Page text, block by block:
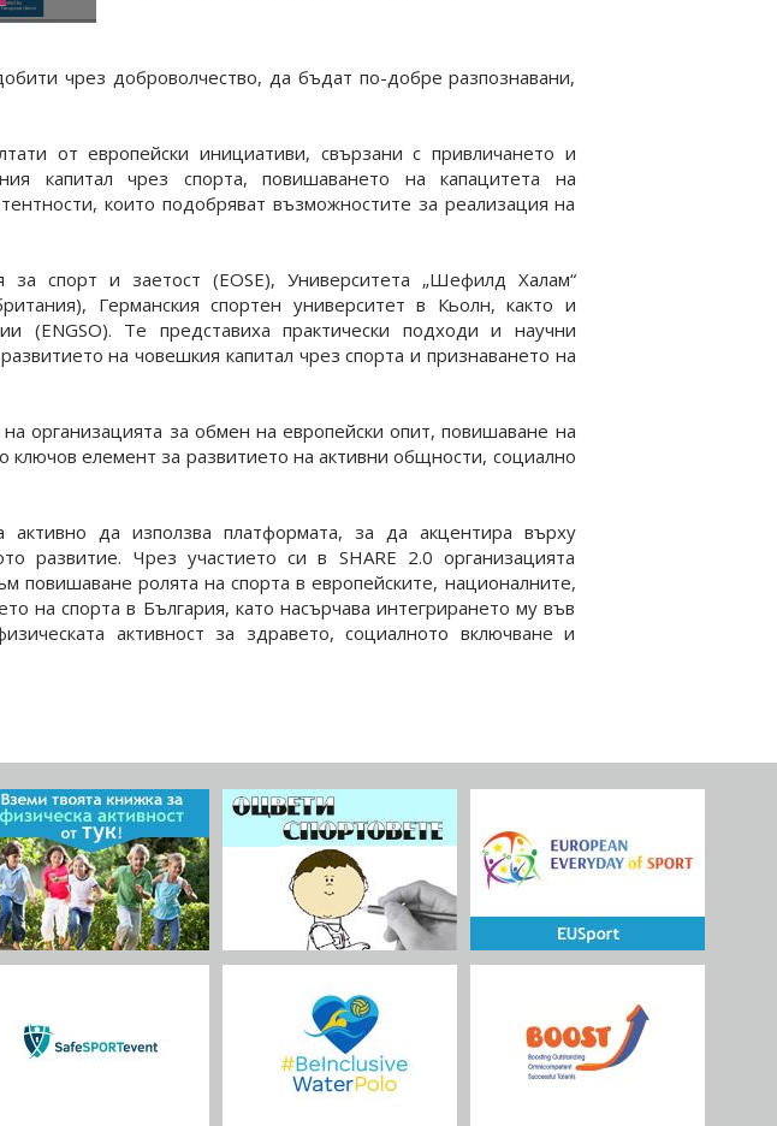
чрез доброволчество, да бъдат по-добре разпознавани,
от европейски инициативи, свързани с привличането и
капитал чрез спорта, повишаването на капацитета на
които подобряват възможностите за реализация на
за спорт и заетост (EOSE), Университета „Шефилд Халам“
Германския спортен университет в Кьолн, както и
(ENGSO). Те представиха практически подходи и научни
на човешкия капитал чрез спорта и признаването на
организацията за обмен на европейски опит, повишаване на
ключов елемент за развитието на активни общности, социално
да използва платформата, за да акцентира върху
развитие. Чрез участието си в SHARE 2.0 организацията
повишаване ролята на спорта в европейските, националните,
на спорта в България, като насърчава интегрирането му във
активност за здравето, социалното включване и